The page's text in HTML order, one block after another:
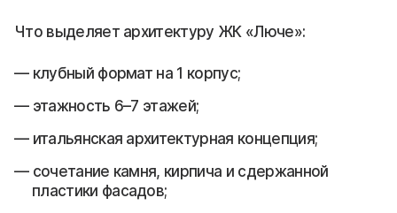
Что выделяет архитектуру ЖК «Люче»:
клубный формат на 1 корпус;
этажность 6–7 этажей;
итальянская архитектурная концепция;
сочетание камня, кирпича и сдержанной
пластики фасадов;